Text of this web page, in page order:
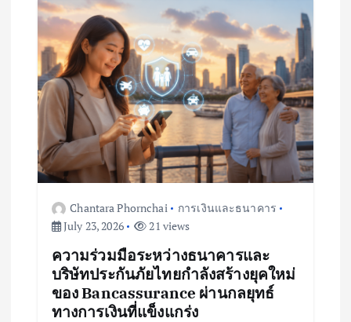
Chantara Phornchai
การเงินและธนาคาร
July 23, 2026
21 views
ความร่วมมือระหว่างธนาคารและ
บริษัทประกันภัยไทยกำลังสร้างยุคใหม่
ของ Bancassurance ผ่านกลยุทธ์
ทางการเงินที่แข็งแกร่ง